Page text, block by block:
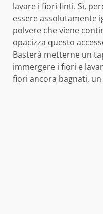
lavare i fiori finti. Sì,
essere assolutamente
polvere che viene
opacizza questo
Basterà metterne un
immergere i fiori e
fiori ancora bagnati,